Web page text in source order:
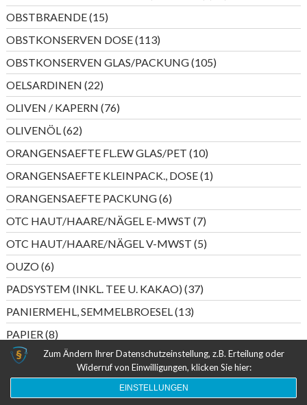
Produkte
OBSTBRAENDE 1515
Produkte
OBSTKONSERVEN DOSE 113113
Produkte
OBSTKONSERVEN GLAS/PACKUNG 105105
Produkte
OELSARDINEN 2222
Produkte
OLIVEN / KAPERN 7676
Produkte
OLIVENÖL 6262
Produkte
ORANGENSAEFTE FL.EW GLAS/PET 1010
Produkte
ORANGENSAEFTE KLEINPACK., DOSE 11
Produkt
ORANGENSAEFTE PACKUNG 66
Produkte
OTC HAUT/HAARE/NÄGEL E-MWST 77
Produkte
OTC HAUT/HAARE/NÄGEL V-MWST 55
Produkte
OUZO 66
Produkte
PADSYSTEM (INKL. TEE U. KAKAO) 3737
Produkte
PANIERMEHL, SEMMELBROESEL 1313
Produkte
PAPIER 88
Produkte
PAPIERTASCHENTUECHER 4444
Produkte
PASTETEN (FISCHKONSERVEN) 44
Produkte
PASTETEN (WURST) 66
Zum Ändern Ihrer Datenschutzeinstellung, z.B. Erteilung oder
Widerruf von Einwilligungen, klicken Sie hier:
EINSTELLUNGEN